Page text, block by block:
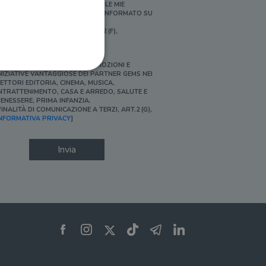
PERSONALIZZATE E IN LINEA CON LE MIE
ABITUDINI DI ACQUISTO, ESSERE INFORMATO SU
[FINALITÀ DI PROFILAZIONE, ART.2 (F),
SÌ, DESIDERO ACCEDERE A PROMOZIONI E
VANTAGGIOSE DEI PARTNER GEMS NEI
EDITORIA, CINEMA, MUSICA,
CASA E ARREDO, SALUTE E
PRIMA INFANZIA.
DI COMUNICAZIONE A TERZI, ART.2 (G),
PRIVACY]
Invia
dell'account. Il sito
per il dominio corrente.